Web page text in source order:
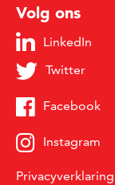
Volg ons
LinkedIn
Twitter
Facebook
Instagram
Privacyverklaring